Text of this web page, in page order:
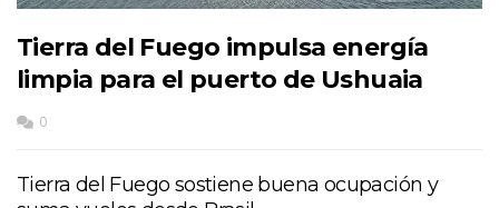
Tierra del Fuego impulsa energía
limpia para el puerto de Ushuaia
0
Tierra del Fuego sostiene buena ocupación y